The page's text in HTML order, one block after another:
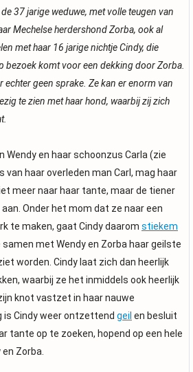
37 jarige weduwe, met volle teugen van
Mechelse herdershond Zorba, ook al
met haar 16 jarige nichtje Cindy, die
bezoek komt voor een dekking door Zorba.
echter geen sprake. Ze kan er enorm van
te zien met haar hond, waarbij zij zich
Wendy en haar schoonzus Carla (zie
van haar overleden man Carl, mag haar
meer naar haar tante, maar de tiener
Onder het mom dat ze naar een
te maken, gaat Cindy daarom stiekem
met Wendy en Zorba haar geilste
worden. Cindy laat zich dan heerlijk
waarbij ze het inmiddels ook heerlijk
knot vastzet in haar nauwe
is Cindy weer ontzettend geil en besluit
tante op te zoeken, hopend op een hele
Zorba.